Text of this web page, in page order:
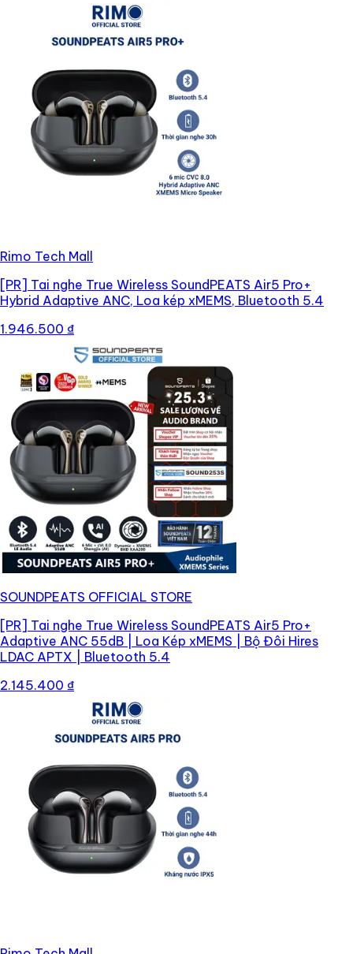
Rimo Tech Mall
[PR] Tai nghe True Wireless SoundPEATS Air5 Pro+
Hybrid Adaptive ANC, Loa kép xMEMS, Bluetooth 5.4
1.946.500 ₫
SOUNDPEATS OFFICIAL STORE
[PR] Tai nghe True Wireless SoundPEATS Air5 Pro+
Adaptive ANC 55dB | Loa Kép xMEMS | Bộ Đôi Hires
LDAC APTX | Bluetooth 5.4
2.145.400 ₫